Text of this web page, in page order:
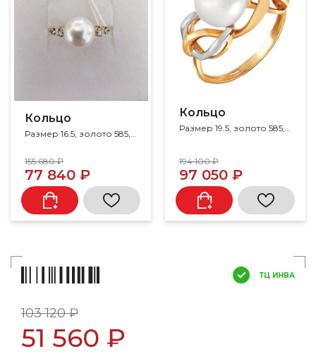
Кольцо
155 680 ₽
77 840 ₽
Кольцо
Размер 19.5, золото 585, жемчуг
194 100 ₽
97 050 ₽
ТЦ ИНВА
103 120 ₽
51 560 ₽